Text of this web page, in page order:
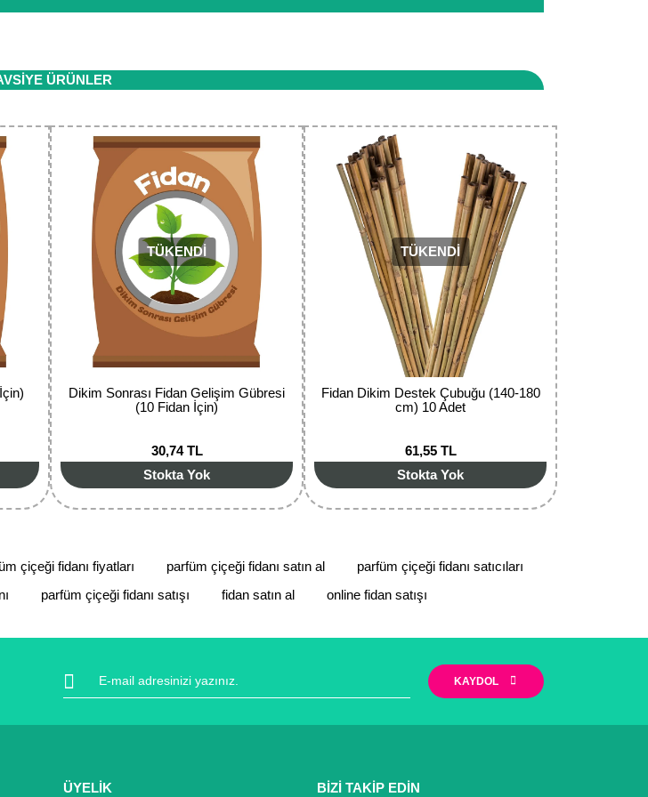
Yorum Yaz
gördüğünüz noktaları öneri formunu kullanarak tarafımıza iletebilirsiniz.
Gönder
ÜRÜNLER
TÜKENDİ
Dikim Sonrası Fidan Gelişim Gübresi
(10 Fidan İçin)
30,74 TL
Stokta Yok
TÜKENDİ
Fidan Dikim Destek Çubuğu (140-180
cm) 10 Adet
61,55 TL
Stokta Yok
çiçeği fidanı fiyatları parfüm çiçeği fidanı satın al
parfüm çiçeği fidanı satıcıları
parfüm çiçeği fidanı satışı fidan satın al online fidan satışı
KAYDOL
ÜYELİK BİZİ TAKİP EDİN